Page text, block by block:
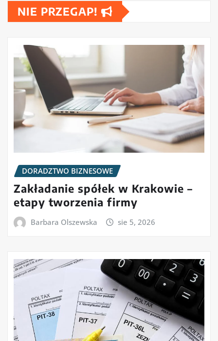
NIE PRZEGAP!
DORADZTWO BIZNESOWE
Zakładanie spółek w Krakowie –
etapy tworzenia firmy
Barbara Olszewska sie 5, 2026